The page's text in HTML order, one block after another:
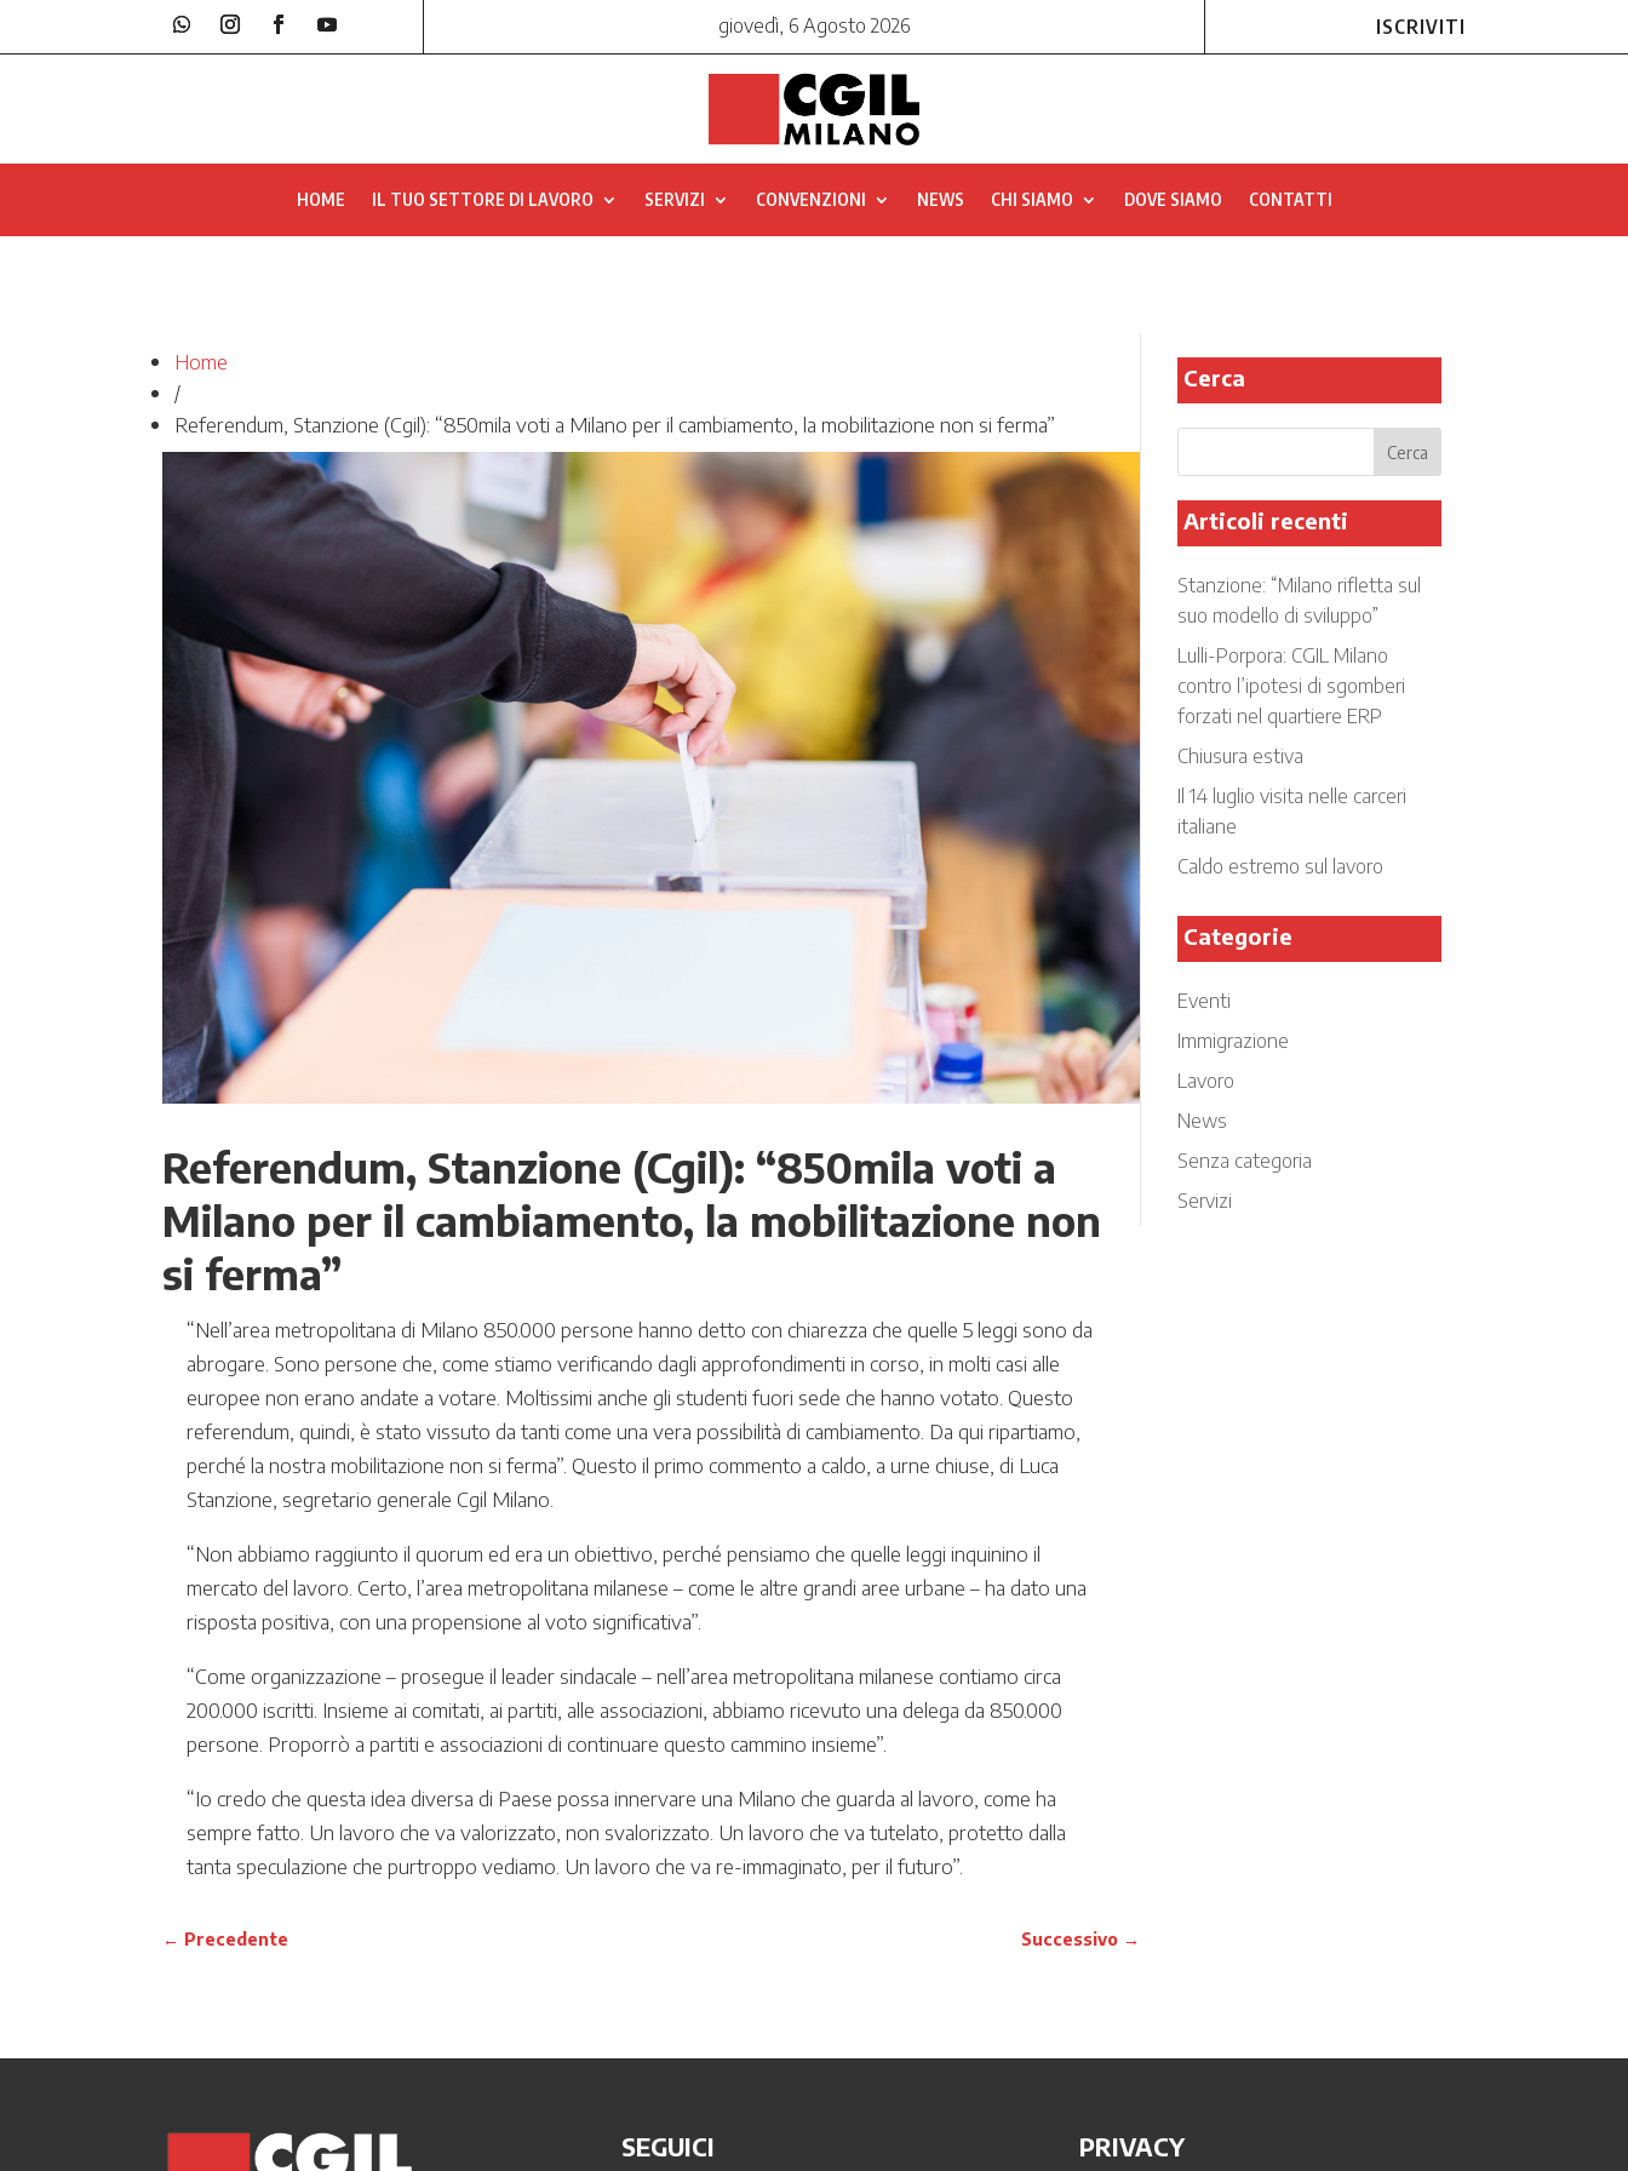
giovedì, 6 Agosto 2026 ISCRIVITI
HOME IL TUO SETTORE DI LAVORO SERVIZI CONVENZIONI NEWS CHI SIAMO DOVE SIAMO CONTATTI
Home
/
Referendum, Stanzione (Cgil): “850mila voti a Milano per il cambiamento, la mobilitazione non si ferma”
Referendum, Stanzione (Cgil): “850mila voti a
Milano per il cambiamento, la mobilitazione non
si ferma”
“Nell’area metropolitana di Milano 850.000 persone hanno detto con chiarezza che quelle 5 leggi sono da
abrogare. Sono persone che, come stiamo verificando dagli approfondimenti in corso, in molti casi alle
europee non erano andate a votare. Moltissimi anche gli studenti fuori sede che hanno votato. Questo
referendum, quindi, è stato vissuto da tanti come una vera possibilità di cambiamento. Da qui ripartiamo,
perché la nostra mobilitazione non si ferma”. Questo il primo commento a caldo, a urne chiuse, di Luca
Stanzione, segretario generale Cgil Milano.
“Non abbiamo raggiunto il quorum ed era un obiettivo, perché pensiamo che quelle leggi inquinino il
mercato del lavoro. Certo, l’area metropolitana milanese – come le altre grandi aree urbane – ha dato una
risposta positiva, con una propensione al voto significativa”.
“Come organizzazione – prosegue il leader sindacale – nell’area metropolitana milanese contiamo circa
200.000 iscritti. Insieme ai comitati, ai partiti, alle associazioni, abbiamo ricevuto una delega da 850.000
persone. Proporrò a partiti e associazioni di continuare questo cammino insieme”.
“Io credo che questa idea diversa di Paese possa innervare una Milano che guarda al lavoro, come ha
sempre fatto. Un lavoro che va valorizzato, non svalorizzato. Un lavoro che va tutelato, protetto dalla
tanta speculazione che purtroppo vediamo. Un lavoro che va re-immaginato, per il futuro”.
← Precedente Successivo→
Cerca
Articoli recenti
Stanzione: “Milano rifletta sul
suo modello di sviluppo”
Lulli-Porpora: CGIL Milano
contro l’ipotesi di sgomberi
forzati nel quartiere ERP
Chiusura estiva
Il 14 luglio visita nelle carceri
italiane
Caldo estremo sul lavoro
Categorie
Eventi
Immigrazione
Lavoro
News
Senza categoria
Servizi
SEGUICI PRIVACY